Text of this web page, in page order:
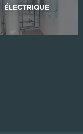
ÉLECTRIQUE